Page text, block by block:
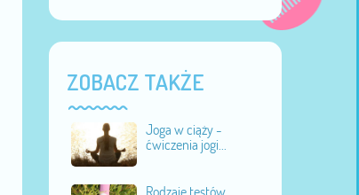
ZOBACZ TAKŻE
Joga w ciąży -
ćwiczenia jogi...
Rodzaje testów